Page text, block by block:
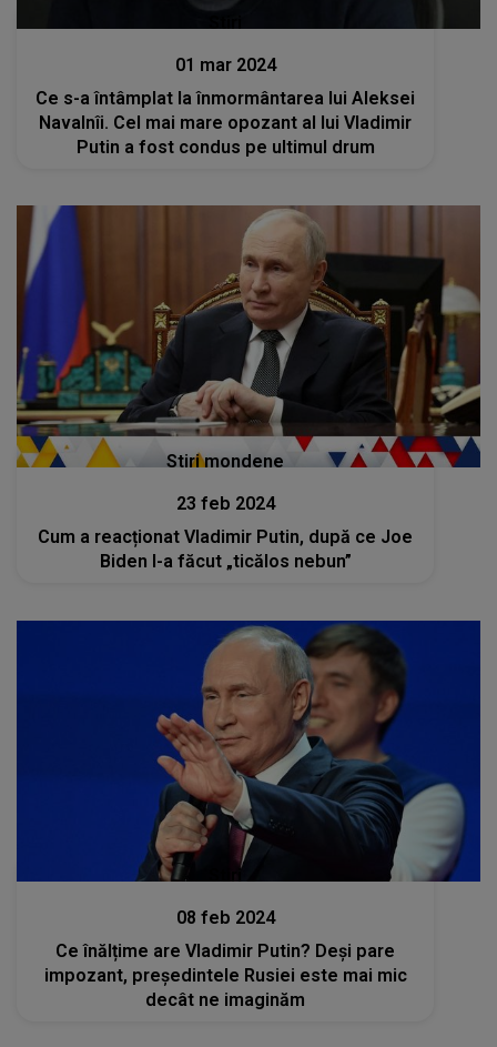
01 mar 2024
Ce s-a întâmplat la înmormântarea lui Aleksei
Navalnîi. Cel mai mare opozant al lui Vladimir
Putin a fost condus pe ultimul drum
Stiri mondene
23 feb 2024
Cum a reacționat Vladimir Putin, după ce Joe
Biden l-a făcut „ticălos nebun”
08 feb 2024
Ce înălțime are Vladimir Putin? Deși pare
impozant, președintele Rusiei este mai mic
decât ne imaginăm